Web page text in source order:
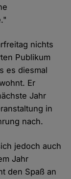
nichts
Publikum
es diesmal
Er
Jahr
in
nach.
jedoch auch
Jahr
den Spaß an